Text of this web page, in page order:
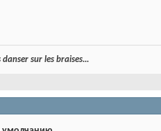
danser sur les braises...